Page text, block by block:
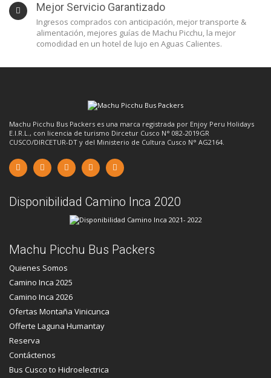
Mejor Servicio Garantizado
Ingresos comprados con anticipación, mejor transporte &
alimentación, mejores guías de Machu Picchu, la mejor
comodidad en un hotel de lujo en Aguas Calientes.
Machu Picchu Bus Packers es una marca registrada por Enjoy Peru Holidays
E.I.R.L., con licencia de turismo Dircetur Cusco N° 082-2019GR
CUSCO/DIRCETUR-DT y del Ministerio de Cultura Cusco N° AG2164.
Disponibilidad Camino Inca 2020
Machu Picchu Bus Packers
Quienes Somos
Camino Inca 2025
Camino Inca 2026
Ofertas Montaña Vinicunca
Offerte Laguna Humantay
Reserva
Contáctenos
Bus Cusco to Hidroelectrica